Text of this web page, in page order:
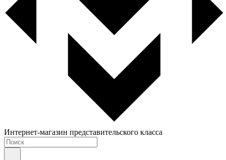
Интернет-магазин представительского класса